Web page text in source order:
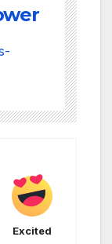
Excited